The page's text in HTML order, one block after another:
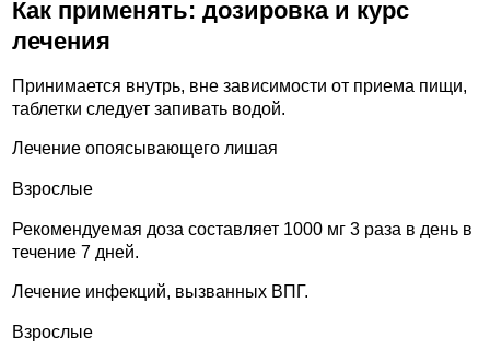
Как применять: дозировка и курс
лечения
Принимается внутрь, вне зависимости от приема пищи,
таблетки следует запивать водой.
Лечение опоясывающего лишая
Взрослые
Рекомендуемая доза составляет 1000 мг 3 раза в день в
течение 7 дней.
Лечение инфекций, вызванных ВПГ.
Взрослые